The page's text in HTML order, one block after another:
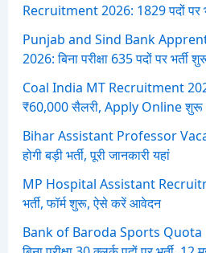
Recruitment 2026: 1829 पदों पर
Punjab and Sind Bank
2026: बिना परीक्षा 635 पदों पर भर्ती
Coal India MT Recruitment
₹60,000 सैलरी, Apply Online शुरू
Bihar Assistant Professor
होगी बड़ी भर्ती, पूरी जानकारी यहां
MP Hospital Assistant
भर्ती, फॉर्म शुरू, ऐसे करें आवेदन
Bank of Baroda Sports